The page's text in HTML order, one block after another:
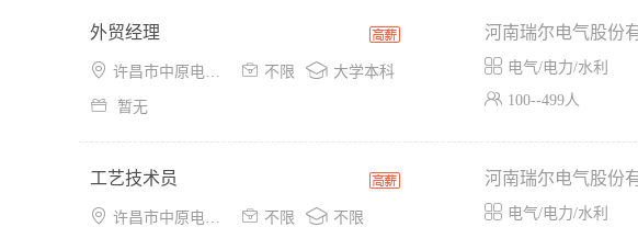
外贸经理
 许昌市中原电气谷创业孵化园  不限  大学本科
 暂无
河南瑞尔电气股份
 电气/电力/水利
 100--499人
工艺技术员
 许昌市中原电气谷创业孵化园  不限  不限
河南瑞尔电气股份
 电气/电力/水利